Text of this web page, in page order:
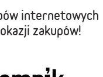
internetowych
zakupów!